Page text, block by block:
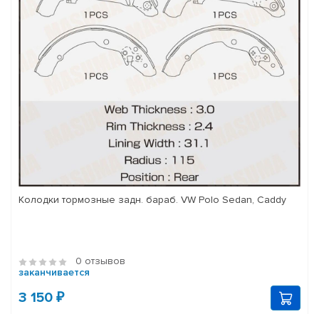
Колодки тормозные задн. бараб. VW Polo Sedan, Caddy
0 отзывов
заканчивается
3 150 ₽